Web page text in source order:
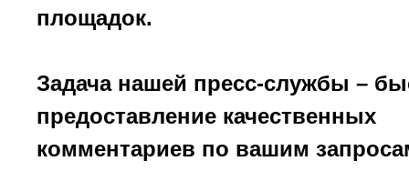
площадок.
Задача нашей пресс-службы –
предоставление качественных
комментариев по вашим